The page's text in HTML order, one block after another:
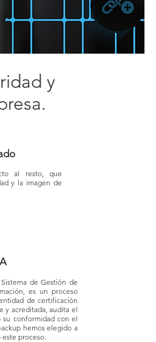
y
al resto, que
y la imagen de
de Gestión de
es un proceso
de certificación
y acreditada, audita el
su conformidad con el
hemos elegido a
este proceso.